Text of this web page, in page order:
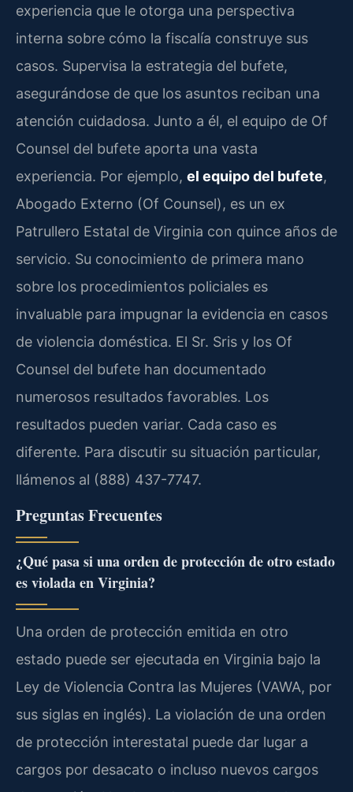
experiencia que le otorga una perspectiva
interna sobre cómo la fiscalía construye sus
casos. Supervisa la estrategia del bufete,
asegurándose de que los asuntos reciban una
atención cuidadosa. Junto a él, el equipo de Of
Counsel del bufete aporta una vasta
experiencia. Por ejemplo, el equipo del bufete,
Abogado Externo (Of Counsel), es un ex
Patrullero Estatal de Virginia con quince años de
servicio. Su conocimiento de primera mano
sobre los procedimientos policiales es
invaluable para impugnar la evidencia en casos
de violencia doméstica. El Sr. Sris y los Of
Counsel del bufete han documentado
numerosos resultados favorables. Los
resultados pueden variar. Cada caso es
diferente. Para discutir su situación particular,
llámenos al (888) 437-7747.
Preguntas Frecuentes
¿Qué pasa si una orden de protección de otro estado
es violada en Virginia?
Una orden de protección emitida en otro
estado puede ser ejecutada en Virginia bajo la
Ley de Violencia Contra las Mujeres (VAWA, por
sus siglas en inglés). La violación de una orden
de protección interestatal puede dar lugar a
cargos por desacato o incluso nuevos cargos